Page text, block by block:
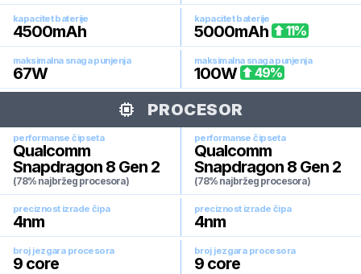
kapacitet baterije
4500mAh
kapacitet baterije
5000mAh 11%
maksimalna snaga punjenja
67W
maksimalna snaga punjenja
100W 49%
PROCESOR
performanse čipseta
Qualcomm
Snapdragon 8 Gen 2
(78% najbržeg procesora)
performanse čipseta
Qualcomm
Snapdragon 8 Gen 2
(78% najbržeg procesora)
preciznost izrade čipa
4nm
preciznost izrade čipa
4nm
broj jezgara procesora
9 core
broj jezgara procesora
9 core